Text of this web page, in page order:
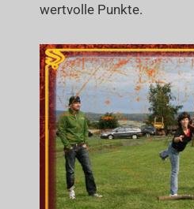
wertvolle Punkte.